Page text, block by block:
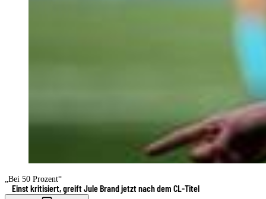
„Bei 50 Prozent“
Einst kritisiert, greift Jule Brand jetzt nach dem CL-Titel